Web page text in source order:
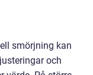
smörjning kan
och